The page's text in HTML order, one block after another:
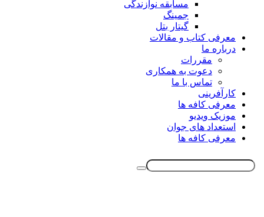
مسابقه نوازندگی
جمینگ
گیتار بتل
معرفی کتاب و مقالات
درباره ما
مقررات
دعوت به همکاری
تماس با ما
کارآفرینی
معرفی کافه ها
موزیک ویدیو
استعداد های جوان
معرفی کافه ها